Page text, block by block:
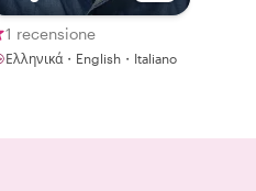
1 recensione
Ελληνικά・English・Italiano